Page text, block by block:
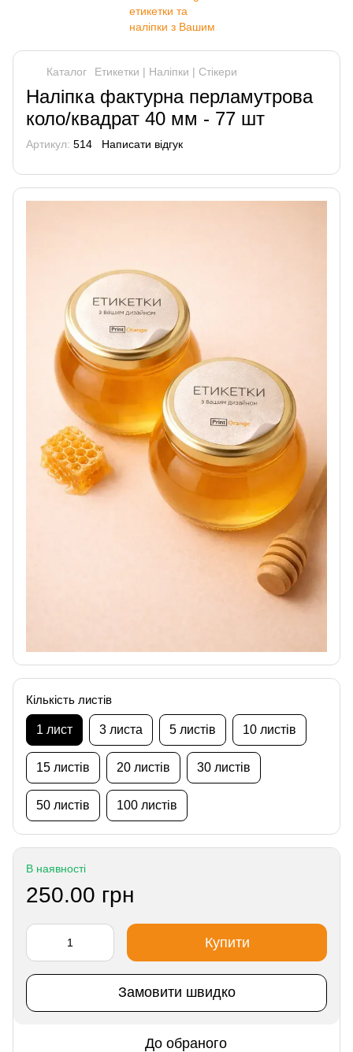
Каталог Етикетки | Наліпки | Стікери
Наліпка фактурна перламутрова
коло/квадрат 40 мм - 77 шт
Артикул: 514 Написати відгук
Кількість листів
1 лист 3 листа 5 листів 10 листів
15 листів 20 листів 30 листів
50 листів 100 листів
В наявності
250.00 грн
Купити
Замовити швидко
До обраного